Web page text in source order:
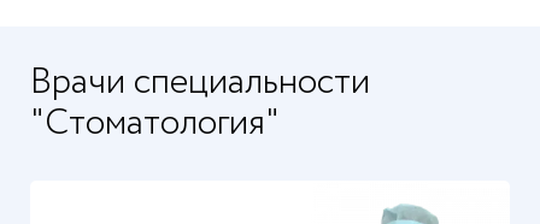
Врачи специальности
"Стоматология"